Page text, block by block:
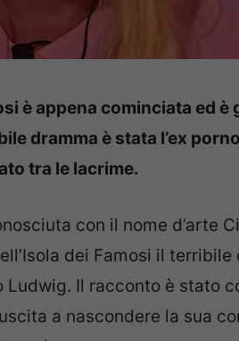
è appena cominciata ed è
dramma è stata l’ex
tra le lacrime.
con il nome d’arte
dei Famosi il terribile
Il racconto è stato
a nascondere la sua